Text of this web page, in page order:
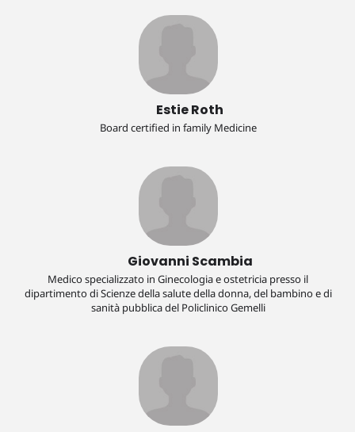
Arnone Shachar, Responsabile della task force vaccinazioni anti-
Covid19 in Israele e Direttore della Salute Digitale, I.A. e Telemedicina
Estie Roth
Board certified in family Medicine
Giovanni Scambia
Medico specializzato in Ginecologia e ostetricia presso il
dipartimento di Scienze della salute della donna, del bambino e di
sanità pubblica del Policlinico Gemelli